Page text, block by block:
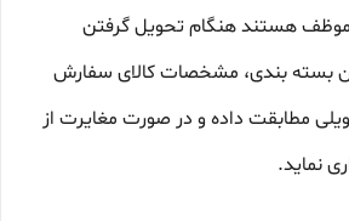
موظف هستند هنگام تحویل گرفتن
بسته بندی، مشخصات کالای سفارش
مطابقت داده و در صورت مغایرت از
نماید.